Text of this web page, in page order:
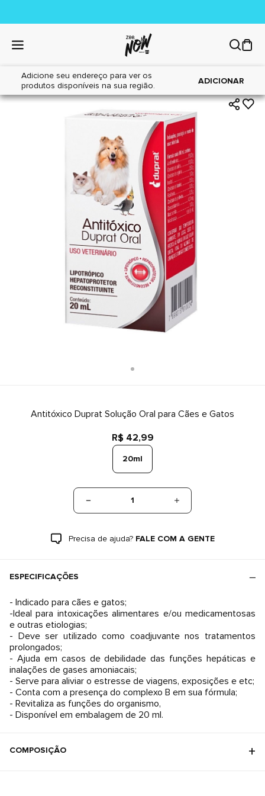
Adicione seu endereço para ver os
produtos disponíveis na sua região.
ADICIONAR
Home|Cães|Farmácia
Antitóxico Duprat Solução Oral para Cães e Gatos
R$ 42,99
20ml
1
Precisa de ajuda? FALE COM A GENTE
ESPECIFICAÇÕES
- Indicado para cães e gatos;
-Ideal para intoxicações alimentares e/ou medicamentosas
e outras etiologias;
- Deve ser utilizado como coadjuvante nos tratamentos
prolongados;
- Ajuda em casos de debilidade das funções hepáticas e
inalações de gases amoniacais;
- Serve para aliviar o estresse de viagens, exposições e etc;
- Conta com a presença do complexo B em sua fórmula;
- Revitaliza as funções do organismo,
- Disponível em embalagem de 20 ml.
COMPOSIÇÃO